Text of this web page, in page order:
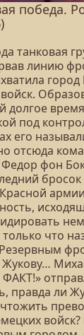
победа.
танковая
линию
долгое
под
его
отсюда
фон
бросок
что
правда ли